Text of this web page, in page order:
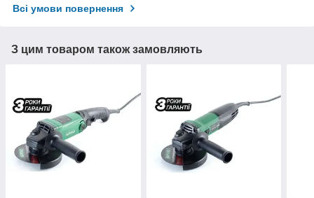
Всі умови повернення
З цим товаром також замовляють